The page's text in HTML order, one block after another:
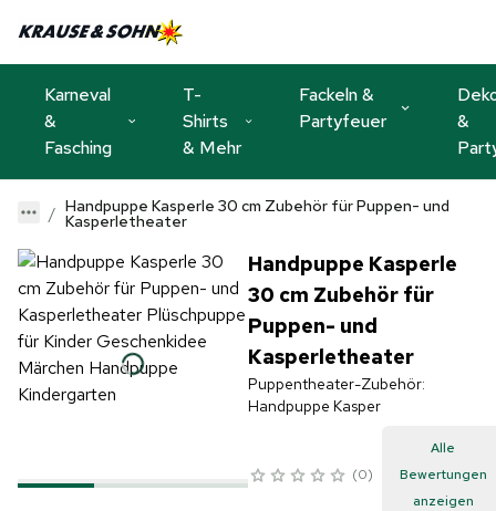
Karneval
&
Fasching
T-
Shirts
& Mehr
Fackeln &
Partyfeuer
&
Handpuppe Kasperle 30 cm Zubehör für Puppen- und
Kasperletheater
Handpuppe Kasperle
30 cm Zubehör für
Puppen- und
Kasperletheater
Puppentheater-Zubehör:
Handpuppe Kasper
0
Alle
Bewertungen
anzeigen